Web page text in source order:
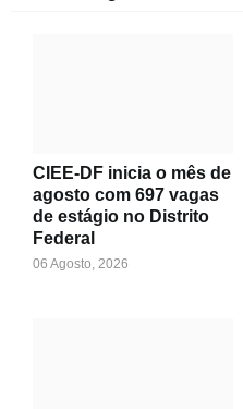
CIEE-DF inicia o mês de
agosto com 697 vagas
de estágio no Distrito
Federal
06 Agosto, 2026